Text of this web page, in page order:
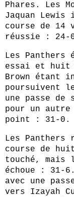
Phares. Les
Jaquan
course de 14
réussie : 24-
Les Panthers
essai et huit
Brown étant
poursuivent
une passe de
pour un
point : 31-0.
Les Panthers
course de
touché, mais
échoue : 31-
avec une
vers Izayah